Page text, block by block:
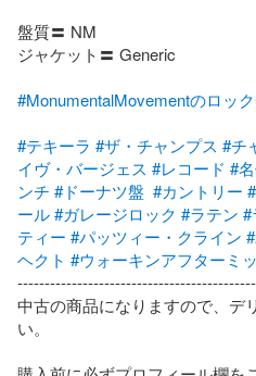
盤質〓 NM
ジャケット〓 Generic
#MonumentalMovementのロッ
#テキーラ #ザ・チャンプス #チ
イヴ・バージェス #レコード #
ンチ #ドーナツ盤 #カントリー
ール#ガレージロック #ラテン #
ティー #パッツィー・クライン
ヘクト #ウォーキンアフターミ
中古の商品になりますので、デ
い。